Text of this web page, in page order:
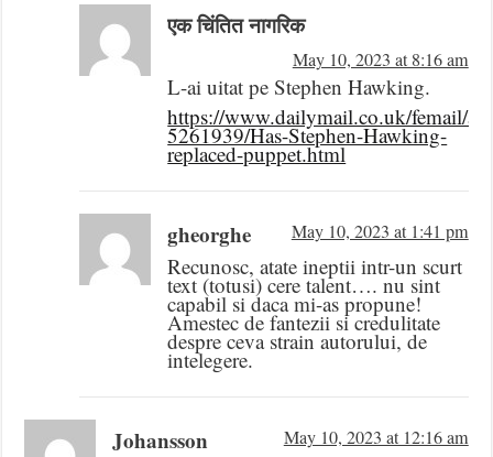
एक चिंतित नागरिक
May 10, 2023 at 8:16 am
L-ai uitat pe Stephen Hawking.
https://www.dailymail.co.uk/femail/
5261939/Has-Stephen-Hawking-
replaced-puppet.html
gheorghe May 10, 2023 at 1:41 pm
Recunosc, atate ineptii intr-un scurt
text (totusi) cere talent…. nu sint
capabil si daca mi-as propune!
Amestec de fantezii si credulitate
despre ceva strain autorului, de
intelegere.
Johansson May 10, 2023 at 12:16 am